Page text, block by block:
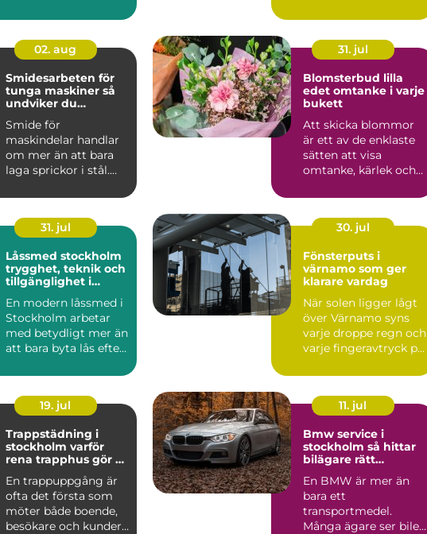
02. aug
Smidesarbeten för
tunga maskiner så
undviker du
Smide för
maskindelar handlar
om mer än att bara
laga sprickor i stål.
bygg, entrep...
31. jul
Blomsterbud lilla
edet omtanke i varje
bukett
Att skicka blommor
är ett av de enklaste
sätten att visa
omtanke, kärlek och
kan ...
31. jul
Låssmed stockholm
trygghet, teknik och
tillgänglighet i
En modern låssmed i
Stockholm arbetar
med betydligt mer än
att bara byta lås efter
30. jul
Fönsterputs i
värnamo som ger
klarare vardag
När solen ligger lågt
över Värnamo syns
varje droppe regn och
varje fingeravtryck på
19. jul
Trappstädning i
stockholm varför
rena trapphus gör så
En trappuppgång är
ofta det första som
möter både boende,
besökare och kunder.
11. jul
Bmw service i
stockholm så hittar
bilägare rätt
En BMW är mer än
bara ett
transportmedel.
Många ägare ser bilen